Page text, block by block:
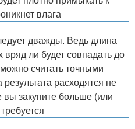
влага
дважды. Ведь длина
вряд ли будет совпадать до
считать точными
расходятся не
закупите больше (или